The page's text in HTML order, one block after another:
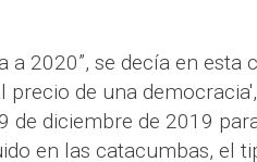
a 2020”, se decía en esta
precio de una
de diciembre de 2019
en las catacumbas, el